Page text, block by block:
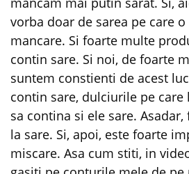
vorba doar de sarea pe care
mancare. Si foarte multe
contin sare. Si noi, de foarte
suntem constienti de acest
contin sare, dulciurile pe
sa contina si ele sare.
la sare. Si, apoi, este foarte
miscare. Asa cum stiti, in